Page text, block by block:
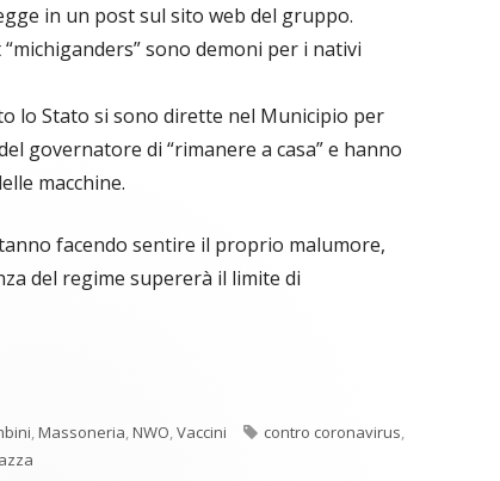
in un post sul sito web del gruppo.
“michiganders” sono demoni per i nativi
lo Stato si sono dirette nel Municipio per
governatore di “rimanere a casa” e hanno
macchine.
facendo sentire il proprio malumore,
del regime supererà il limite di
Massoneria NWO Vaccini Tag
contro coronavirus